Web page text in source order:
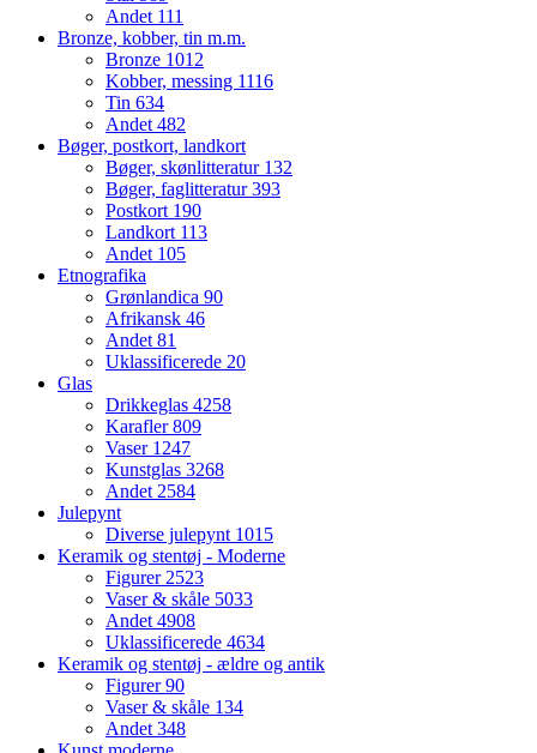
Andet 111
Bronze, kobber, tin m.m.
Bronze 1012
Kobber, messing 1116
Tin 634
Andet482
Bøger, postkort, landkort
Bøger, skønlitteratur 132
Bøger, faglitteratur393
Postkort 190
Landkort 113
Andet 105
Etnografika
Grønlandica 90
Afrikansk 46
Andet81
Uklassificerede 20
Glas
Drikkeglas 4258
Karafler809
Vaser 1247
Kunstglas 3268
Andet2584
Julepynt
Diverse julepynt 1015
Keramik og stentøj - Moderne
Figurer2523
Vaser & skåle 5033
Andet4908
Uklassificerede 4634
Keramik og stentøj - ældre og antik
Figurer90
Vaser & skåle 134
Andet348